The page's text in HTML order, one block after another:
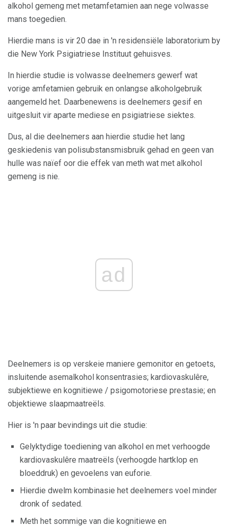
alkohol gemeng met metamfetamien aan nege volwasse
mans toegedien.
Hierdie mans is vir 20 dae in 'n residensiële laboratorium by
die New York Psigiatriese Instituut gehuisves.
In hierdie studie is volwasse deelnemers gewerf wat
vorige amfetamien gebruik en onlangse alkoholgebruik
aangemeld het. Daarbenewens is deelnemers gesif en
uitgesluit vir aparte mediese en psigiatriese siektes.
Dus, al die deelnemers aan hierdie studie het lang
geskiedenis van polisubstansmisbruik gehad en geen van
hulle was naïef oor die effek van meth wat met alkohol
gemeng is nie.
ad
Deelnemers is op verskeie maniere gemonitor en getoets,
insluitende asemalkohol konsentrasies; kardiovaskulêre,
subjektiewe en kognitiewe / psigomotoriese prestasie; en
objektiewe slaapmaatreëls.
Hier is 'n paar bevindings uit die studie:
Gelyktydige toediening van alkohol en met verhoogde
kardiovaskulêre maatreëls (verhoogde hartklop en
bloeddruk) en gevoelens van euforie.
Hierdie dwelm kombinasie het deelnemers voel minder
dronk of sedated.
Meth het sommige van die kognitiewe en